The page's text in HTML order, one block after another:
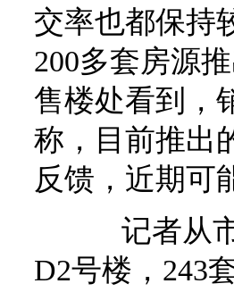
交率也都保持
200多套房源
售楼处看到，
称，目前推出
反馈，近期可
记者从市
D2号楼，243